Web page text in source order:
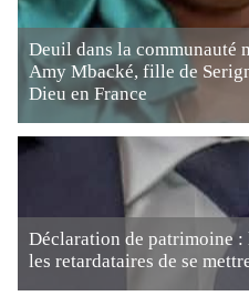
Deuil dans la communauté
Amy Mbacké, fille de
Dieu en France
Déclaration de patrimoine :
les retardataires de se